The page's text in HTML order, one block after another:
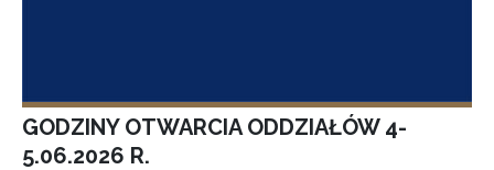
GODZINY OTWARCIA ODDZIAŁÓW 4-
5.06.2026 R.